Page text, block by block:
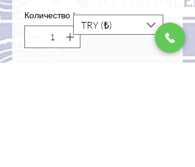
Количество *
TRY (₺)